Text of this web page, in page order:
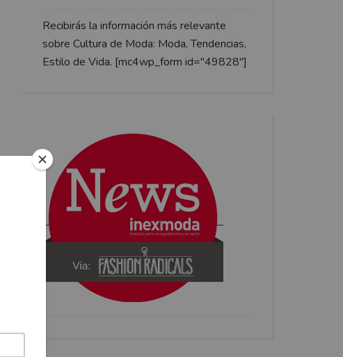
Recibirás la información más relevante
sobre Cultura de Moda: Moda, Tendencias,
Estilo de Vida. [mc4wp_form id="49828"]